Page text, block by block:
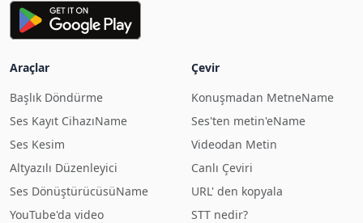
Araçlar
Başlık Döndürme
Ses Kayıt CihazıName
Ses Kesim
Altyazılı Düzenleyici
Ses DönüştürücüsüName
YouTube'da video
Çevir
Konuşmadan MetneName
Ses'ten metin'eName
Videodan Metin
Canlı Çeviri
URL' den kopyala
STT nedir?